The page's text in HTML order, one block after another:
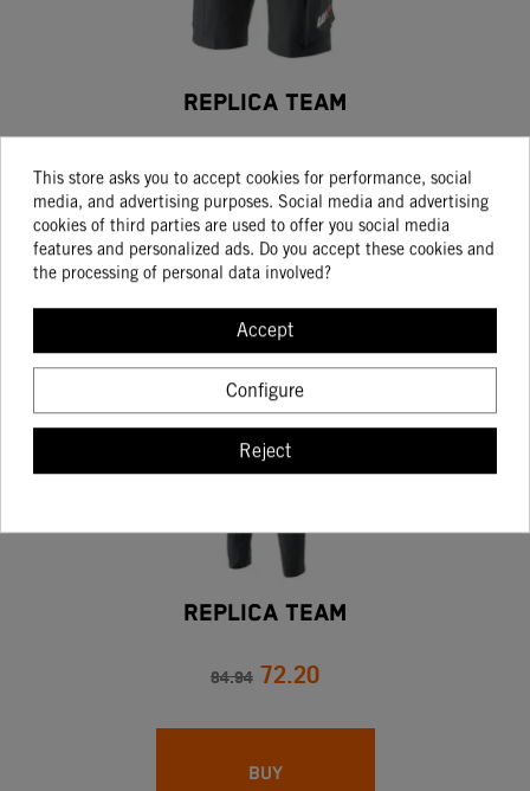
REPLICA TEAM
74.96 63.72
BUY
-15%
REPLICA TEAM
84.94 72.20
BUY
This store asks you to accept cookies for performance, social
media, and advertising purposes. Social media and advertising
cookies of third parties are used to offer you social media
features and personalized ads. Do you accept these cookies and
the processing of personal data involved?
Accept
Configure
Reject